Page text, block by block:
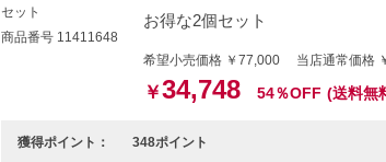
商品番号 11411648
お得な2個セット
希望小売価格 ￥77,000 当店通常価格
￥34,748 54％OFF (送料無
獲得ポイント： 348ポイント